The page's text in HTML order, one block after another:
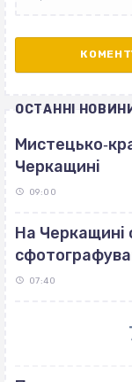
ОСТАННІ
Черкащині
09:00
На Черкащині
07:40